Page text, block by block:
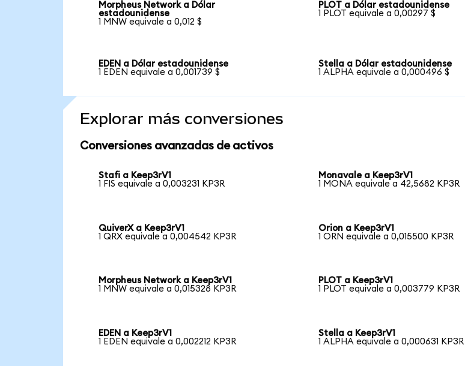
Morpheus Network a Dólar
estadounidense
1 MNW equivale a 0,012 $
PLOT a Dólar estadounidense
1 PLOT equivale a 0,00297 $
EDEN a Dólar estadounidense
1 EDEN equivale a 0,001739 $
Stella a Dólar estadounidense
1 ALPHA equivale a 0,000496 $
Explorar más conversiones
Conversiones avanzadas de activos
Stafi a Keep3rV1
1 FIS equivale a 0,003231 KP3R
Monavale a Keep3rV1
1 MONA equivale a 42,5682 KP3R
QuiverX a Keep3rV1
1 QRX equivale a 0,004542 KP3R
Orion a Keep3rV1
1 ORN equivale a 0,015500 KP3R
Morpheus Network a Keep3rV1
1 MNW equivale a 0,015328 KP3R
PLOT a Keep3rV1
1 PLOT equivale a 0,003779 KP3R
EDEN a Keep3rV1
1 EDEN equivale a 0,002212 KP3R
Stella a Keep3rV1
1 ALPHA equivale a 0,000631 KP3R